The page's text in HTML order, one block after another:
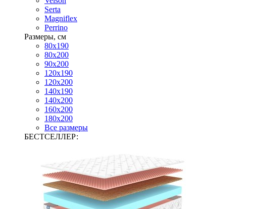
Serta
Magniflex
Perrino
Размеры, см
80х190
80х200
90х200
120х190
120х200
140х190
140х200
160х200
180х200
Все размеры
БЕСТСЕЛЛЕР: